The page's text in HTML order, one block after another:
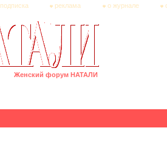
подписка реклама о журнале
Женский форум НАТАЛИ